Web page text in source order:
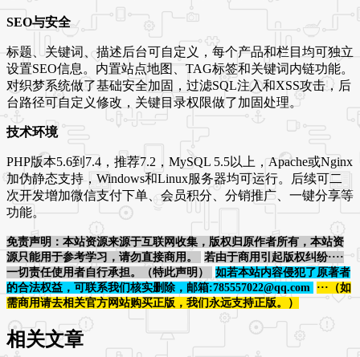
SEO与安全
标题、关键词、描述后台可自定义，每个产品和栏目均可独立
设置SEO信息。内置站点地图、TAG标签和关键词内链功能。
对织梦系统做了基础安全加固，过滤SQL注入和XSS攻击，后
台路径可自定义修改，关键目录权限做了加固处理。
技术环境
PHP版本5.6到7.4，推荐7.2，MySQL 5.5以上，Apache或Nginx
加伪静态支持，Windows和Linux服务器均可运行。后续可二
次开发增加微信支付下单、会员积分、分销推广、一键分享等
功能。
免责声明：本站资源来源于互联网收集，版权归原作者所有，本站资
源只能用于参考学习，请勿直接商用。
若由于商用引起版权纠纷····
一切责任使用者自行承担。（特此声明）
如若本站内容侵犯了原著者
的合法权益，可联系我们核实删除，邮箱:785557022@qq.com
···（如
需商用请去相关官方网站购买正版，我们永远支持正版。）
相关文章